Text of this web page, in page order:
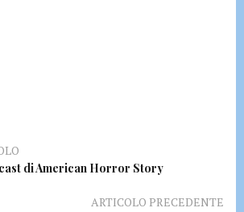
di American Horror Story
ARTICOLO PRECEDENTE